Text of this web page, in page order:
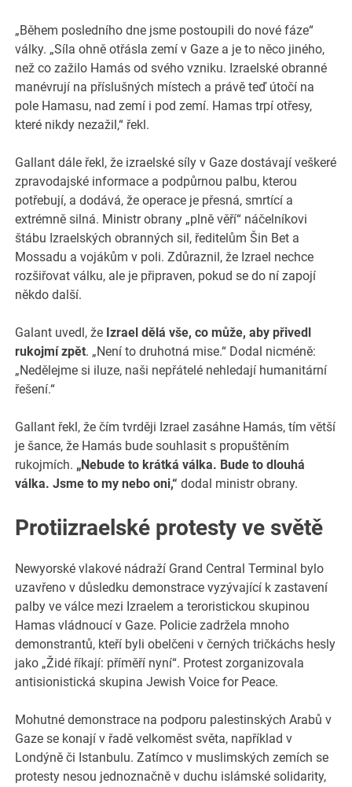
„Během posledního dne jsme postoupili do nové fáze“
války. „Síla ohně otřásla zemí v Gaze a je to něco jiného,
než co zažilo Hamás od svého vzniku. Izraelské obranné
manévrují na příslušných místech a právě teď útočí na
pole Hamasu, nad zemí i pod zemí. Hamas trpí otřesy,
které nikdy nezažil,“ řekl.
Gallant dále řekl, že izraelské síly v Gaze dostávají veškeré
zpravodajské informace a podpůrnou palbu, kterou
potřebují, a dodává, že operace je přesná, smrtící a
extrémně silná. Ministr obrany „plně věří“ náčelníkovi
štábu Izraelských obranných sil, ředitelům Šin Bet a
Mossadu a vojákům v poli. Zdůraznil, že Izrael nechce
rozšiřovat válku, ale je připraven, pokud se do ní zapojí
někdo další.
Galant uvedl, že Izrael dělá vše, co může, aby přivedl
rukojmí zpět. „Není to druhotná mise.“ Dodal nicméně:
„Nedělejme si iluze, naši nepřátelé nehledají humanitární
řešení.“
Gallant řekl, že čím tvrději Izrael zasáhne Hamás, tím větší
je šance, že Hamás bude souhlasit s propuštěním
rukojmích. „Nebude to krátká válka. Bude to dlouhá
válka. Jsme to my nebo oni,“ dodal ministr obrany.
Protiizraelské protesty ve světě
Newyorské vlakové nádraží Grand Central Terminal bylo
uzavřeno v důsledku demonstrace vyzývající k zastavení
palby ve válce mezi Izraelem a teroristickou skupinou
Hamas vládnoucí v Gaze. Policie zadržela mnoho
demonstrantů, kteří byli obelčeni v černých tričkáchs hesly
jako „Židé říkají: příměří nyní“. Protest zorganizovala
antisionistická skupina Jewish Voice for Peace.
Mohutné demonstrace na podporu palestinských Arabů v
Gaze se konají v řadě velkoměst světa, například v
Londýně či Istanbulu. Zatímco v muslimských zemích se
protesty nesou jednoznačně v duchu islámské solidarity,